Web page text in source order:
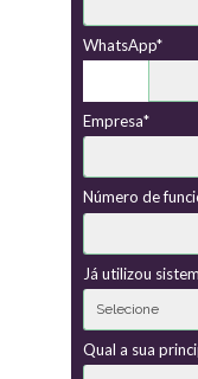
WhatsApp*
Empresa*
Número de
Já utilizou
Qual a sua